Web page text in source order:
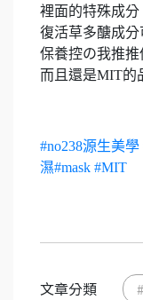
裡面的特殊成
復活草多醣成
保養控の我推
而且還是MIT的
#no238源生美學
濕#mask #MIT
文章分類